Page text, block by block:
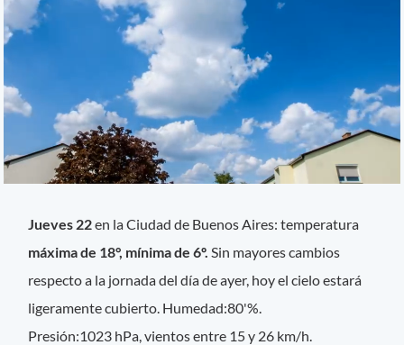
Jueves 22en la Ciudad de Buenos Aires: temperatura
máxima de 18°, mínima de 6º. Sin mayores cambios
respecto a la jornada del día de ayer, hoy el cielo estará
ligeramente cubierto. Humedad:80'%.
Presión:1023 hPa, vientos entre 15 y 26 km/h.